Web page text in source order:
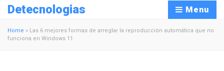
Detecnologias Menu
Home » Las 6 mejores formas de arreglar la reproducción automática que no
funciona en Windows 11